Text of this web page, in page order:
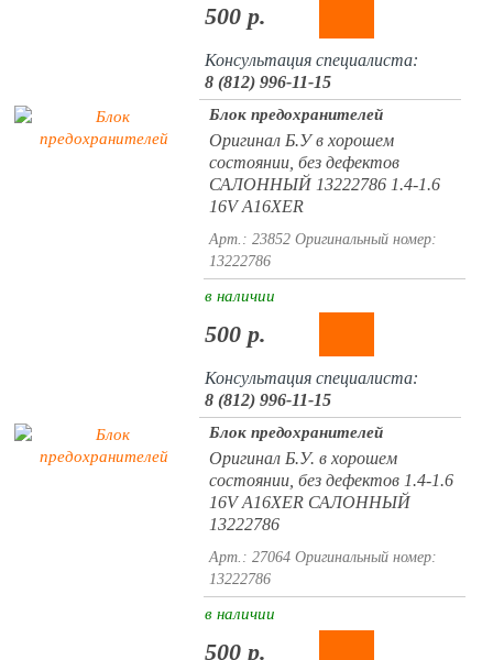
500 р.
Консультация специалиста:
8 (812) 996-11-15
Блок предохранителей
Оригинал Б.У в хорошем
состоянии, без дефектов
САЛОННЫЙ 13222786 1.4-1.6
16V A16XER
Арт.: 23852 Оригинальный номер:
13222786
в наличии
500 р.
Консультация специалиста:
8 (812) 996-11-15
Блок предохранителей
Оригинал Б.У. в хорошем
состоянии, без дефектов 1.4-1.6
16V A16XER САЛОННЫЙ
13222786
Арт.: 27064 Оригинальный номер:
13222786
в наличии
500 р.